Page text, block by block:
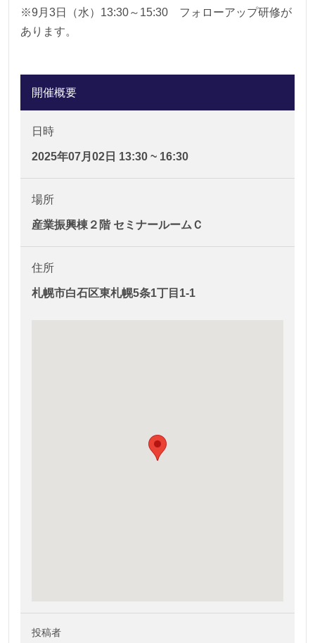
※9月3日（水）13:30～15:30 フォローアップ研修が
あります。
開催概要
日時
2025年07月02日 13:30 ~ 16:30
場所
産業振興棟２階 セミナールームＣ
住所
札幌市白石区東札幌5条1丁目1-1
投稿者